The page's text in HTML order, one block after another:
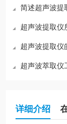
简述超声波提
超声波提取仪
超声波提取仪
超声波萃取仪
详细介绍